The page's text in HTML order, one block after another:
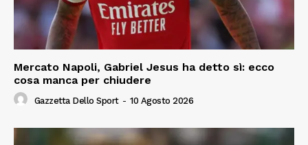
Mercato Napoli, Gabriel Jesus ha detto sì: ecco
cosa manca per chiudere
Gazzetta Dello Sport - 10 Agosto 2026